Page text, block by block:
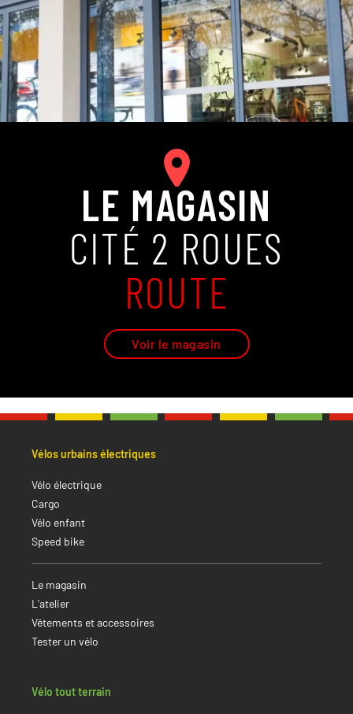
LE MAGASIN
CITÉ 2 ROUES
ROUTE
Voir le magasin
Vélos urbains électriques
Vélo électrique
Cargo
Vélo enfant
Speed bike
Le magasin
L’atelier
Vêtements et accessoires
Tester un vélo
Vélo tout terrain